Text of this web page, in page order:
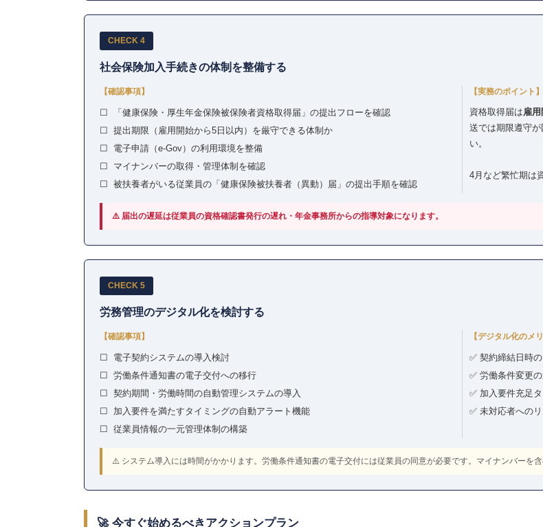
CHECK 4
社会保険加入手続きの体制を整備する
【確認事項】
☐ 「健康保険・厚生年金保険被保険者資格取得届」の提出フローを確認
☐ 提出期限（雇用開始から5日以内）を厳守できる体制か
☐ 電子申請（e-Gov）の利用環境を整備
☐ マイナンバーの取得・管理体制を確認
☐ 被扶養者がいる従業員の「健康保険被扶養者（異動）届」の提出手順を確認
【実務のポイント】
資格取得届は雇
送では期限遵守が
い。
4月など繁忙期は
⚠️ 届出の遅延は従業員の資格確認書発行の遅れ・年金事務所からの指導対象になります。
CHECK 5
労務管理のデジタル化を検討する
【確認事項】
☐ 電子契約システムの導入検討
☐ 労働条件通知書の電子交付への移行
☐ 契約期間・労働時間の自動管理システムの導入
☐ 加入要件を満たすタイミングの自動アラート機能
☐ 従業員情報の一元管理体制の構築
【デジタル化のメ
✅ 契約締結日時
✅ 労働条件変更
✅ 加入要件充足
✅ 未対応者への
⚠️ システム導入には時間がかかります。労働条件通知書の電子交付には従業員の同意が必要です。マイナンバーを
🚀 今すぐ始めるべきアクションプラン